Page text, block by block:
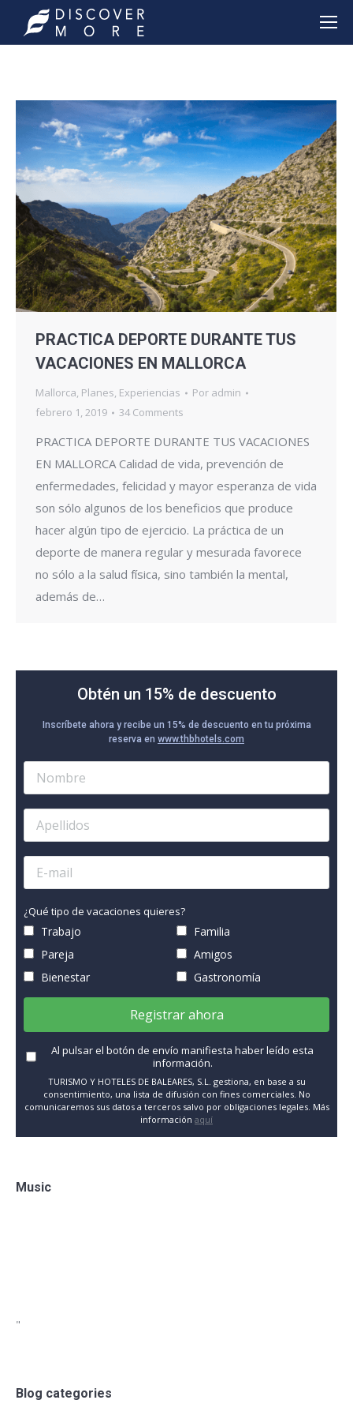
PRACTICA DEPORTE DURANTE TUS
VACACIONES EN MALLORCA
Mallorca, Planes, Experiencias Por admin
febrero 1, 2019
34 Comments
PRACTICA DEPORTE DURANTE TUS VACACIONES
EN MALLORCA Calidad de vida, prevención de
enfermedades, felicidad y mayor esperanza de vida
son sólo algunos de los beneficios que produce
hacer algún tipo de ejercicio. La práctica de un
deporte de manera regular y mesurada favorece
no sólo a la salud física, sino también la mental,
además de…
Obtén un 15% de descuento
Inscríbete ahora y recibe un 15% de descuento en tu próxima
reserva en www.thbhotels.com
¿Qué tipo de vacaciones quieres?
Trabajo
Familia
Pareja
Amigos
Bienestar
Gastronomía
Registrar ahora
Al pulsar el botón de envío manifiesta haber leído esta
información.
TURISMO Y HOTELES DE BALEARES, S.L. gestiona, en base a su
consentimiento, una lista de difusión con fines comerciales. No
comunicaremos sus datos a terceros salvo por obligaciones legales. Más
información aquí
Music
"
Blog categories